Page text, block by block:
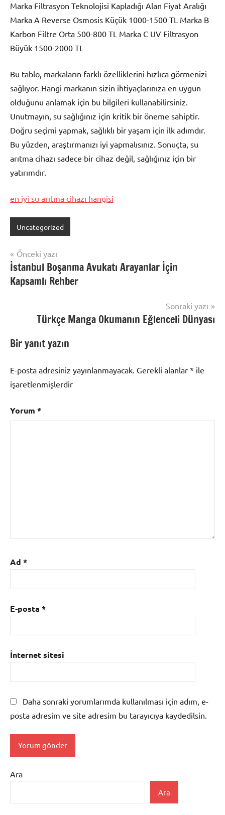
Marka Filtrasyon Teknolojisi Kapladığı Alan Fiyat Aralığı
Marka A Reverse Osmosis Küçük 1000-1500 TL Marka B
Karbon Filtre Orta 500-800 TL Marka C UV Filtrasyon
Büyük 1500-2000 TL
Bu tablo, markaların farklı özelliklerini hızlıca görmenizi
sağlıyor. Hangi markanın sizin ihtiyaçlarınıza en uygun
olduğunu anlamak için bu bilgileri kullanabilirsiniz.
Unutmayın, su sağlığınız için kritik bir öneme sahiptir.
Doğru seçimi yapmak, sağlıklı bir yaşam için ilk adımdır.
Bu yüzden, araştırmanızı iyi yapmalısınız. Sonuçta, su
arıtma cihazı sadece bir cihaz değil, sağlığınız için bir
yatırımdır.
en iyi su arıtma cihazı hangisi
Uncategorized
Yazı
gezinmesi
Önceki yazı
İstanbul Boşanma Avukatı Arayanlar İçin
Kapsamlı Rehber
Sonraki yazı
Türkçe Manga Okumanın Eğlenceli Dünyası
Bir yanıt yazın
E-posta adresiniz yayınlanmayacak. Gerekli alanlar * ile
işaretlenmişlerdir
Yorum *
Ad *
E-posta *
İnternet sitesi
Daha sonraki yorumlarımda kullanılması için adım, e-
posta adresim ve site adresim bu tarayıcıya kaydedilsin.
Ara
Ara